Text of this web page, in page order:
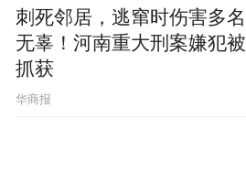
刺死邻居，逃窜时伤害多名
无辜！河南重大刑案嫌犯被
抓获
华商报